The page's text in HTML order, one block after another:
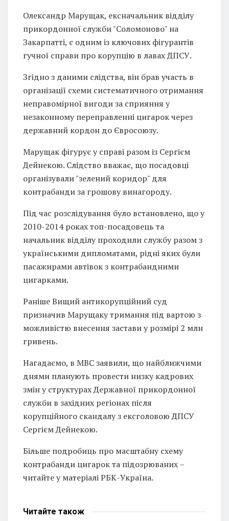
Олександр Марущак, ексначальник відділу
прикордонної служби "Соломоново" на
Закарпатті, є одним із ключових фігурантів
гучної справи про корупцію в лавах ДПСУ.
Згідно з даними слідства, він брав участь в
організації схеми систематичного отримання
неправомірної вигоди за сприяння у
незаконному переправленні цигарок через
державний кордон до Євросоюзу.
Марущак фігурує у справі разом із Сергієм
Дейнекою. Слідство вважає, що посадовці
організували "зелений коридор" для
контрабанди за грошову винагороду.
Під час розслідування було встановлено, що у
2010-2014 роках топ-посадовець та
начальник відділу проходили службу разом з
українськими дипломатами, рідні яких були
пасажирами автівок з контрабандними
цигарками.
Раніше Вищий антикорупційний суд
призначив Марущаку тримання під вартою з
можливістю внесення застави у розмірі 2 млн
гривень.
Нагадаємо, в МВС заявили, що найближчими
днями планують провести низку кадрових
змін у структурах Державної прикордонної
служби в західних регіонах після
корупційного скандалу з ексголовою ДПСУ
Сергієм Дейнекою.
Більше подробиць про масштабну схему
контрабанди цигарок та підозрюваних –
читайте у матеріалі РБК-Україна.
Читайте також